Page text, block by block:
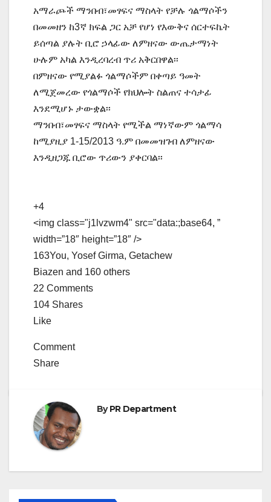
አማራጮች ማንበብ፣መፃፍና ማስላት የቻሉ ጎልማሶችን
በመመዘን ከ3ኛ ክፍል ጋር አቻ የሆነ የእውቅና ሰርተፍኬት
ይሰጣል ያሉት ቢሮ ኃላፊው ለምዘናው ውጤታማነት
ሁሉም አካል እንዲረባረብ ጥሪ አቅርበዋል፡፡
በምዘናው የሚያልፉ ጎልማሶችም በቀጣይ ዓመት
ለሚጀመረው የጎልማሶች የክህሎት ስልጠና ተሳታፊ
እንደሚሆኑ ታውቋል፡፡
ማንበብ፣መፃፍና ማስላት የሚችል ማነኛውም ጎልማሳ
ከሚያዚያ 1-15/2013 ዓ.ም በመመዝገብ ለምዘናው
እንዲዘጋጁ ቢሮው ጥሪውን ያቀርባል፡፡
+4
<img class="j1lvzwm4" src="data:;base64, ”
width=”18″ height=”18″ />
163You, Yosef Girma, Getachew
Biazen and 160 others
22 Comments
104 Shares
Like
Comment
Share
ByPR Department